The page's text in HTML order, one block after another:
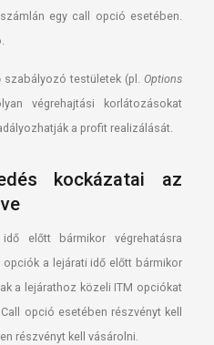
egy call opció esetében.
testületek (pl. Options
végrehajtási korlátozásokat
a profit realizálását.
kockázatai az
előtt bármikor végrehatásra
opciók a lejárati idő előtt bármikor
a lejárathoz közeli ITM opciókat
opció esetében részvényt kell
részvényt kell vásárolni.